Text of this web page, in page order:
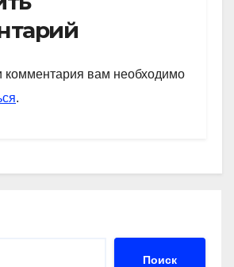
o
kl
a
и
комментария вам необходимо
.
Поиск